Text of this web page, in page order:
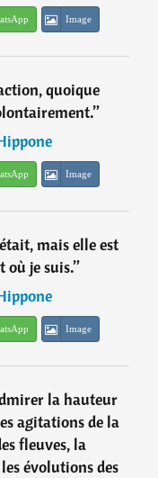
Image
quoique
”
Image
mais elle est
je suis.”
Image
la hauteur
agitations de la
fleuves, la
évolutions des